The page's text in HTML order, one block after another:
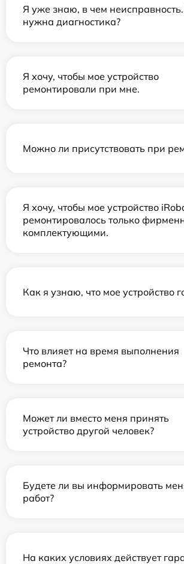
Я уже знаю, в чем
нужна диагностика?
Я хочу, чтобы мое устройство
ремонтировали при мне.
Можно ли присутствовать при
Я хочу, чтобы мое устройство
ремонтировалось только
комплектующими.
Как я узнаю, что мое устройство
Что влияет на время выполнения
ремонта?
Может ли вместо меня принять
устройство другой человек?
Будете ли вы информировать
работ?
На каких условиях действует